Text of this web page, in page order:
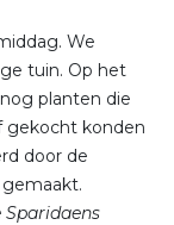
We
tuin. Op het
planten die
gekocht konden
door de
Sparidaens